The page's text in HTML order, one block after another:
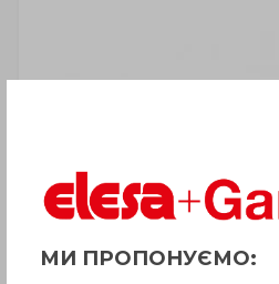
Товар з
відвантажується
до 6 робочих
рекомендуємо
МИ ПРОПОНУЄМО: